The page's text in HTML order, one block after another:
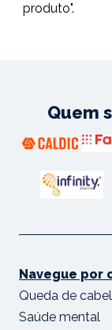
produto".
Quem
Navegue por
Queda de
Saúde mental